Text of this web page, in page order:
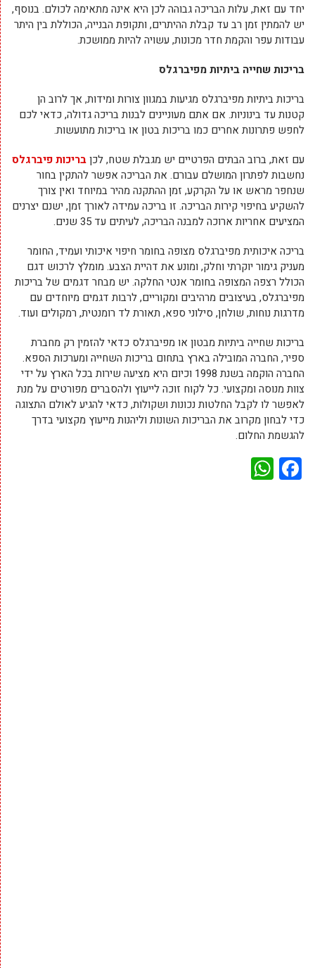
יחד עם זאת, עלות הבריכה גבוהה לכן היא אינה מתאימה לכולם. בנוסף,
יש להמתין זמן רב עד קבלת ההיתרים, ותקופת הבנייה, הכוללת בין היתר
עבודות עפר והקמת חדר מכונות, עשויה להיות ממושכת.
בריכות שחייה ביתיות מפיברגלס
בריכות ביתיות מפיברגלס מגיעות במגוון צורות ומידות, אך לרוב הן
קטנות עד בינוניות. אם אתם מעוניינים לבנות בריכה גדולה, כדאי לכם
לחפש פתרונות אחרים כמו בריכות בטון או בריכות מתועשות.
עם זאת, ברוב הבתים הפרטיים יש מגבלת שטח, לכןבריכות פיברגלס
נחשבות לפתרון המושלם עבורם. את הבריכה אפשר להתקין בחור
שנחפר מראש או על הקרקע, זמן ההתקנה מהיר במיוחד ואין צורך
להשקיע בחיפוי קירות הבריכה. זו בריכה עמידה לאורך זמן, ישנם יצרנים
המציעים אחריות ארוכה למבנה הבריכה, לעיתים עד 35 שנים.
בריכה איכותית מפיברגלס מצופה בחומר חיפוי איכותי ועמיד, החומר
מעניק גימור יוקרתי וחלק, ומונע את דהיית הצבע. מומלץ לרכוש דגם
הכולל רצפה המצופה בחומר אנטי החלקה. יש מבחר דגמים של בריכות
מפיברגלס, בעיצובים מרהיבים ומקוריים, לרבות דגמים מיוחדים עם
מדרגות נוחות, שולחן, סילוני ספא, תאורת לד רומנטית, רמקולים ועוד.
בריכות שחייה ביתיות מבטון או מפיברגלס כדאי להזמין רק מחברת
ספיר, החברה המובילה בארץ בתחום בריכות השחייה ומערכות הספא.
החברה הוקמה בשנת 1998 וכיום היא מציעה שירות בכל הארץ על ידי
צוות מנוסה ומקצועי. כל לקוח זוכה לייעוץ ולהסברים מפורטים על מנת
לאפשר לו לקבל החלטות נכונות ושקולות, כדאי להגיע לאולם התצוגה
כדי לבחון מקרוב את הבריכות השונות וליהנות מייעוץ מקצועי בדרך
להגשמת החלום.
Facebook